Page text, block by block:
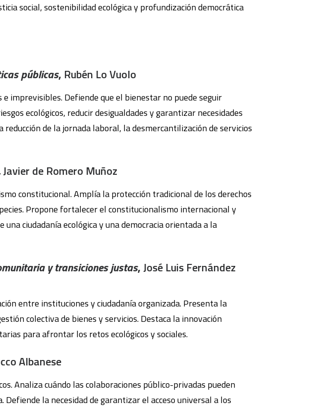
social, sostenibilidad ecológica y profundización democrática
públicas, Rubén Lo Vuolo
imprevisibles. Defiende que el bienestar no puede seguir
ecológicos, reducir desigualdades y garantizar necesidades
de la jornada laboral, la desmercantilización de servicios
Javier de Romero Muñoz
constitucional. Amplía la protección tradicional de los derechos
Propone fortalecer el constitucionalismo internacional y
ciudadanía ecológica y una democracia orientada a la
y transiciones justas, José Luis Fernández
entre instituciones y ciudadanía organizada. Presenta la
colectiva de bienes y servicios. Destaca la innovación
para afrontar los retos ecológicos y sociales.
Albanese
Analiza cuándo las colaboraciones público-privadas pueden
la necesidad de garantizar el acceso universal a los